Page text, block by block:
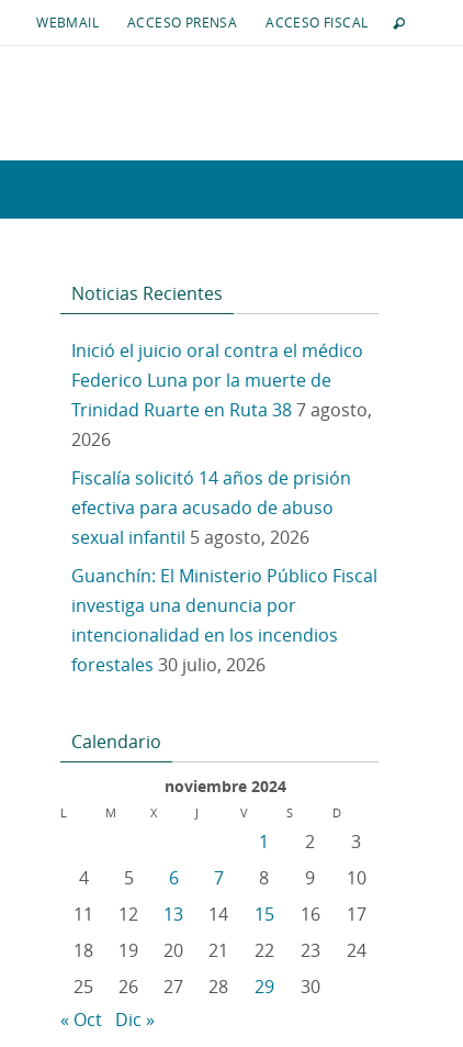
WEBMAIL ACCESO PRENSA ACCESO FISCAL
Noticias Recientes
Inició el juicio oral contra el médico
Federico Luna por la muerte de
Trinidad Ruarte en Ruta 387 agosto,
2026
Fiscalía solicitó 14 años de prisión
efectiva para acusado de abuso
sexual infantil 5 agosto, 2026
Guanchín: El Ministerio Público Fiscal
investiga una denuncia por
intencionalidad en los incendios
forestales 30 julio, 2026
Calendario
noviembre 2024
L M X J V S D
1 2
3
4
5 6 7 8 9
10
11
12 13 14 15 16
17
18
19 20 21 22 23
24
25
26 27 28 29
30
« Oct Dic »